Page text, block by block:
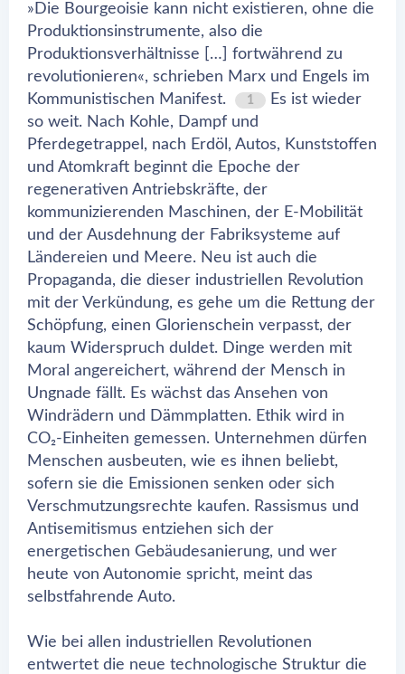
»Die Bourgeoisie kann nicht existieren, ohne die
Produktionsinstrumente, also die
Produktionsverhältnisse […] fortwährend zu
revolutionieren«, schrieben Marx und Engels im
Kommunistischen Manifest.
1
Es ist wieder
so weit. Nach Kohle, Dampf und
Pferdegetrappel, nach Erdöl, Autos, Kunststoffen
und Atomkraft beginnt die Epoche der
regenerativen Antriebskräfte, der
kommunizierenden Maschinen, der E-Mobilität
und der Ausdehnung der Fabriksysteme auf
Ländereien und Meere. Neu ist auch die
Propaganda, die dieser industriellen Revolution
mit der Verkündung, es gehe um die Rettung der
Schöpfung, einen Glorienschein verpasst, der
kaum Widerspruch duldet. Dinge werden mit
Moral angereichert, während der Mensch in
Ungnade fällt. Es wächst das Ansehen von
Windrädern und Dämmplatten. Ethik wird in
CO₂-Einheiten gemessen. Unternehmen dürfen
Menschen ausbeuten, wie es ihnen beliebt,
sofern sie die Emissionen senken oder sich
Verschmutzungsrechte kaufen. Rassismus und
Antisemitismus entziehen sich der
energetischen Gebäudesanierung, und wer
heute von Autonomie spricht, meint das
selbstfahrende Auto.
Wie bei allen industriellen Revolutionen
entwertet die neue technologische Struktur die